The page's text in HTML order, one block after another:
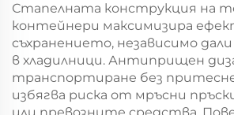
Стапелната конструкция на
контейнери максимизира
съхранението, независимо
в хладилници. Антиприщен
транспортиране без
избягва риска от мръсни